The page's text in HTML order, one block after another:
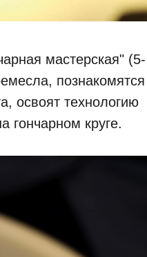
мастерская" (5-
познакомятся
освоят технологию
гончарном круге.